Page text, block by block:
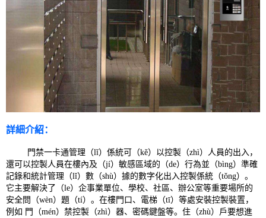
詳細介紹：
門禁一卡通管理（lǐ）係統可（kě）以控製（zhì）人員的出入，
還可以控製人員在樓內及（jí）敏感區域的（de）行為並（bìng）準確
記錄和統計管理（lǐ）數（shù）據的數字化出入控製係統（tǒng）。
它主要解決了（le）企事業單位、學校、社區、辦公室等重要場所的
安全問（wèn）題（tí）。在樓門口、電梯（tī）等處安裝控製裝置，
例如 門（mén）禁控製（zhì）器、密碼鍵盤等。住（zhù）戶要想進